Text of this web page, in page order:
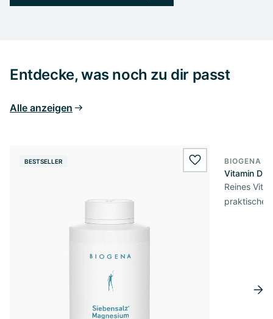
Entdecke, was noch zu dir passt
Alle anzeigen
BESTSELLER wishlist.add
BIOGENA
Vitamin D3
Reines
praktischer